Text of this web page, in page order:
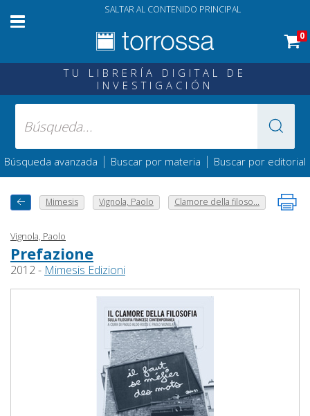
SALTAR AL CONTENIDO PRINCIPAL
0
TU LIBRERÍA DIGITAL DE
INVESTIGACIÓN
Búsqueda avanzada | Buscar por materia | Buscar por editorial
Mimesis Vignola, Paolo Clamore della filoso...
Vignola, Paolo
Prefazione
2012 - Mimesis Edizioni